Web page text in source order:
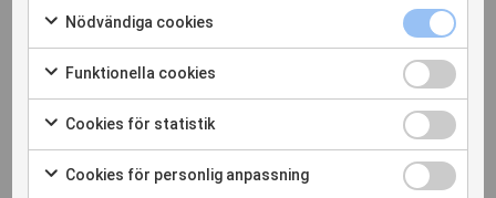
Prenumerera
Hitta din förening
Medlemstidningen Liv
Cookiepolicy
Cookie-inställningar
Nödvändiga cookies
Funktionella cookies
Cookies för statistik
Cookies för personlig anpassning